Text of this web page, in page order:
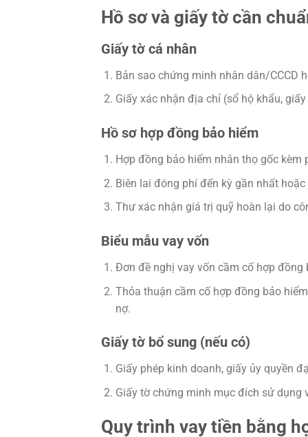
Hồ sơ và giấy tờ cần
Giấy tờ cá nhân
Bản sao chứng minh nhân dân/CCCD
Giấy xác nhận địa chỉ (sổ hộ khẩu,
Hồ sơ hợp đồng bảo hiểm
Hợp đồng bảo hiểm nhân thọ gốc kèm
Biên lai đóng phí đến kỳ gần nhất
Thư xác nhận giá trị quỹ hoàn lại do
Biểu mẫu vay vốn
Đơn đề nghị vay vốn cầm cố hợp đồng
Thỏa thuận cầm cố hợp đồng bảo
nợ.
Giấy tờ bổ sung (nếu có)
Giấy phép kinh doanh, giấy ủy quyền
Giấy tờ chứng minh mục đích sử dụng
Quy trình vay tiền bằng